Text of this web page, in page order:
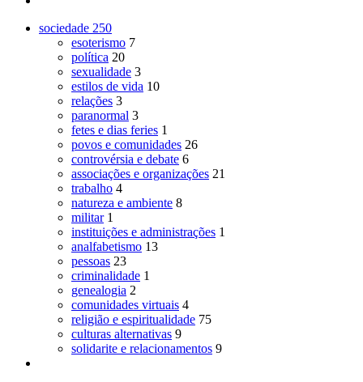
sociedade 250
esoterismo 7
política 20
sexualidade 3
estilos de vida 10
relações 3
paranormal 3
fetes e dias feries 1
povos e comunidades 26
controvérsia e debate 6
associações e organizações 21
trabalho 4
natureza e ambiente 8
militar 1
instituições e administrações 1
analfabetismo 13
pessoas 23
criminalidade 1
genealogia 2
comunidades virtuais 4
religião e espiritualidade 75
culturas alternativas 9
solidarite e relacionamentos 9